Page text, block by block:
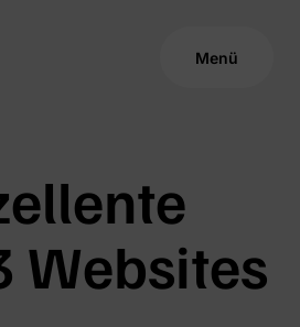
Menü
Websites